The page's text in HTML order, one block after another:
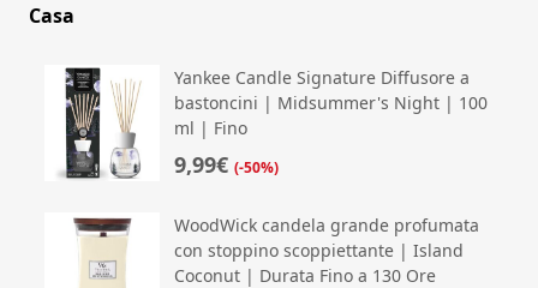
Casa
Yankee Candle Signature Diffusore a
bastoncini | Midsummer's Night | 100
ml | Fino
9,99€ (-50%)
WoodWick candela grande profumata
con stoppino scoppiettante | Island
Coconut | Durata Fino a 130 Ore